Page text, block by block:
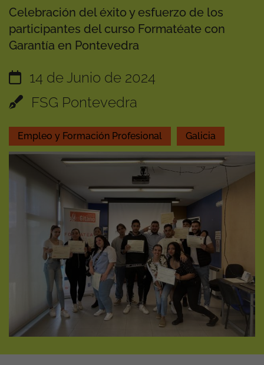
Celebración del éxito y esfuerzo de los
participantes del curso Formatéate con
Garantía en Pontevedra
14 de Junio de 2024
FSG Pontevedra
Empleo y Formación Profesional Galicia